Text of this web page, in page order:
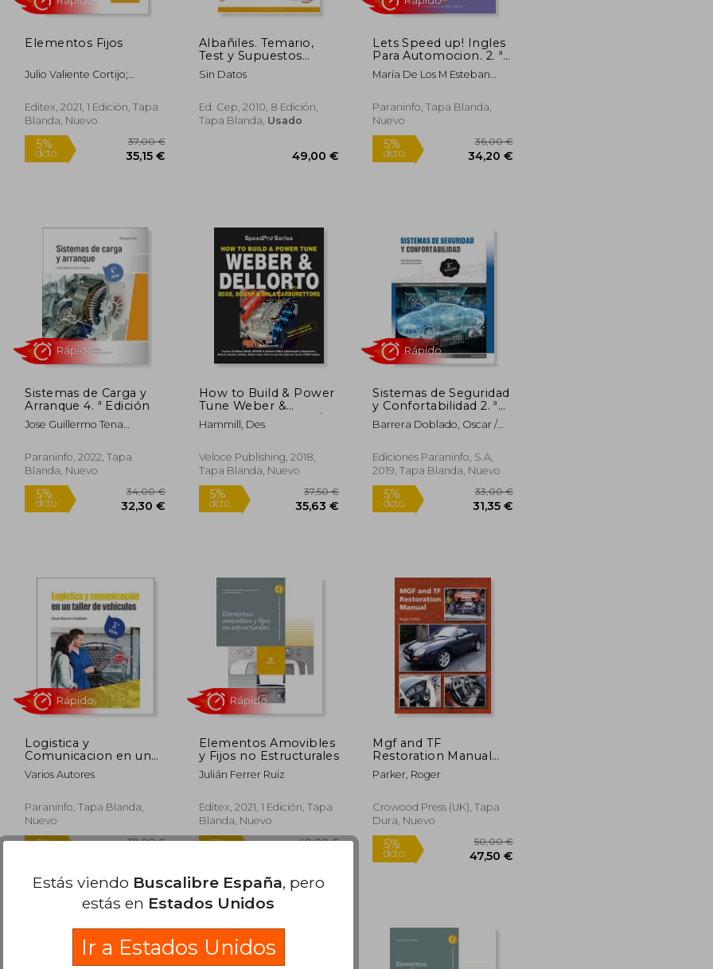
€
Elementos Fijos
Julio Valiente Cortijo;
Andr&Eacute;S
Editex, 2021, 1 Edición, Tapa
Blanda, Nuevo
5%
dcto.
37,00 €
Albañiles. Temario,
Test y Supuestos
Prácticos (Colección
110)
Sin Datos
Ed. Cep, 2010, 8 Edición,
Tapa Blanda, Usado
49,00 €
Lets Speed up! Ingles
Para Automocion. 2. ª
Edicion
María De Los M Esteban
Paraninfo, Tapa Blanda,
Nuevo
dcto.
Sistemas de Carga y
Arranque 4. ª Edición
Jose Guillermo Tena
Paraninfo, 2022, Tapa
Blanda, Nuevo
5%
dcto.
How to Build & Power
Tune Weber &
Dellorto Dcoe, Dco/Sp
& Dhla Carburettors
Hammill, Des
Veloce Publishing, 2018,
Tapa Blanda, Nuevo
5%
dcto.
37,50 €
35,63 €
Sistemas de Seguridad
y Confortabilidad 2. ª
Edición 2019
Barrera Doblado, Oscar /
Ediciones Paraninfo, S.A,
2019, Tapa Blanda, Nuevo
5%
dcto.
Logistica y
Comunicacion en un
Taller de Vehiculos (3ª
Edicion)
Varios Autores
Paraninfo, Tapa Blanda,
Nuevo
Rápido
Elementos Amovibles
y Fijos no Estructurales
Julián Ferrer Ruiz
Editex, 2021, 1 Edición, Tapa
Blanda, Nuevo
Mgf and TF
Restoration Manual
(en Inglés)
Parker, Roger
Crowood Press (UK), Tapa
Dura, Nuevo
Estás viendo Buscalibre España, pero
estás en Estados Unidos
Ir a Estados Unidos